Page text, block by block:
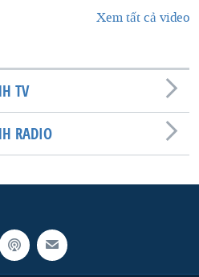
Xem tất cả video
TV
RADIO